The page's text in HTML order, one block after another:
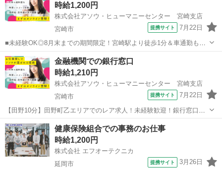
を身につけられます◎ 【お...
時給1,200円
株式会社アソウ・ヒューマニーセンター 宮崎支店
宮崎市
提携サイト 7月22日
■未経験OK◎8月末までの期間限定！宮崎駅より徒歩1分＆車通勤も相
談可。かんたんヘルプデスクのお仕事■残業ほぼなし×土日祝休み！メ
リハリつけて短期間で稼げるおしごと■困ったらすぐにサポートしても
らえる安心環境が魅力♪マッサー...
宮崎 宮崎市 一般事務
金融機関での銀行窓口
時給1,210円
株式会社アソウ・ヒューマニーセンター 宮崎支店
宮崎市
提携サイト 7月22日
【田野10分】田野町乙エリアでのレア求人！未経験歓迎！銀行窓口の
お仕事です◎16時までの時短勤務も相談可能◎田野駅より徒歩10分！
車通勤もOK×無料駐車場あり ■窓口対応 入出金、公共料金支払い
各種変更等の受付 等 ...
宮崎 宮崎市 その他
健康保険組合での事務のお仕事
時給1,200円
株式会社 エフオーテクニカ
延岡市
提携サイト 3月26日